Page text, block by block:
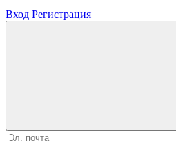
Вход Регистрация